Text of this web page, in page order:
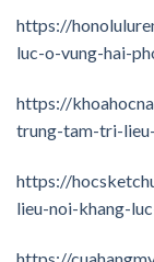
https://
luc-o-vung-hai-
https://
trung-tam-tri-
https://
lieu-noi-khang-
https://